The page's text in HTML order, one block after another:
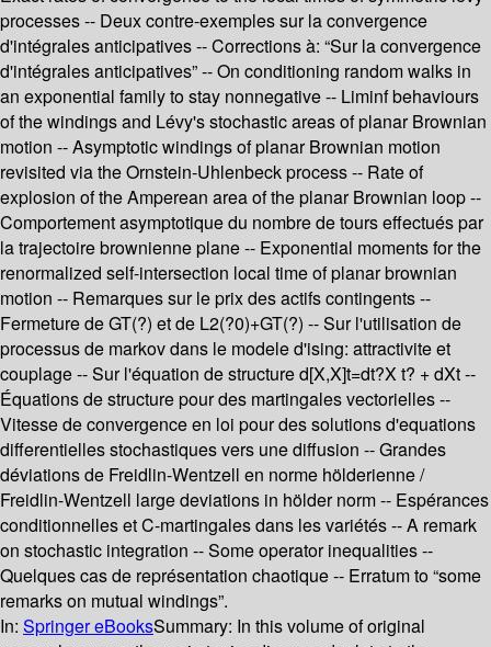
processes -- Deux contre-exemples sur la convergence
d'intégrales anticipatives -- Corrections à: “Sur la convergence
d'intégrales anticipatives” -- On conditioning random walks in
an exponential family to stay nonnegative -- Liminf behaviours
of the windings and Lévy's stochastic areas of planar Brownian
motion -- Asymptotic windings of planar Brownian motion
revisited via the Ornstein-Uhlenbeck process -- Rate of
explosion of the Amperean area of the planar Brownian loop --
Comportement asymptotique du nombre de tours effectués par
la trajectoire brownienne plane -- Exponential moments for the
renormalized self-intersection local time of planar brownian
motion -- Remarques sur le prix des actifs contingents --
Fermeture de GT(?) et de L2(?0)+GT(?) -- Sur l'utilisation de
processus de markov dans le modele d'ising: attractivite et
couplage -- Sur l'équation de structure d[X,X]t=dt?X t? + dXt --
Équations de structure pour des martingales vectorielles --
Vitesse de convergence en loi pour des solutions d'equations
differentielles stochastiques vers une diffusion -- Grandes
déviations de Freidlin-Wentzell en norme hölderienne /
Freidlin-Wentzell large deviations in hölder norm -- Espérances
conditionnelles et C-martingales dans les variétés -- A remark
on stochastic integration -- Some operator inequalities --
Quelques cas de représentation chaotique -- Erratum to “some
remarks on mutual windings”.
In: Springer eBooksSummary: In this volume of original